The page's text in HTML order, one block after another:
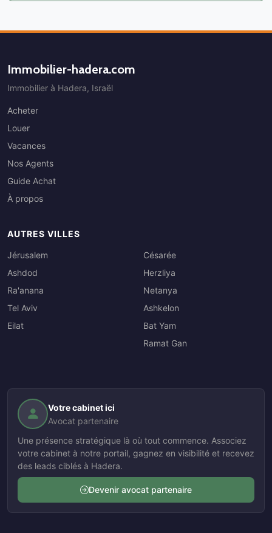
Immobilier-hadera.com
Immobilier à Hadera, Israël
Acheter
Louer
Vacances
Nos Agents
Guide Achat
À propos
AUTRES VILLES
Jérusalem
Ashdod
Ra'anana
Tel Aviv
Eilat
Césarée
Herzliya
Netanya
Ashkelon
Bat Yam
Ramat Gan
Votre cabinet ici
Avocat partenaire
Une présence stratégique là où tout commence. Associez
votre cabinet à notre portail, gagnez en visibilité et recevez
des leads ciblés à Hadera.
Devenir avocat partenaire